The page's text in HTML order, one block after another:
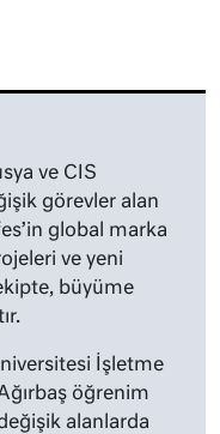
ve CIS
görevler alan
global marka
ve yeni
büyüme
İşletme
öğrenim
değişik alanlarda